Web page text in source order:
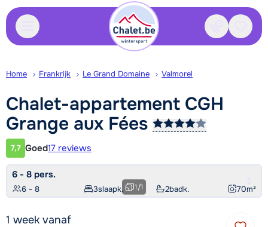
Contact
Home Frankrijk Le Grand Domaine Valmorel
Chalet-appartement CGH
Grange aux Fées
Klantwaardering
7,7 Goed17 reviews
6 - 8 pers.
6 - 8 3slaapk. 2badk. 70m²
1/1
1 week vanaf